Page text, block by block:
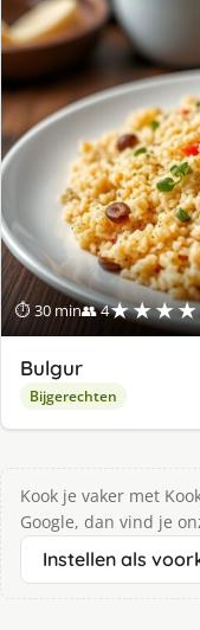
⏱ 30 min👥 4
Bulgur
Bijgerechten
Kook je vaker met
Google, dan vind je
Instellen als